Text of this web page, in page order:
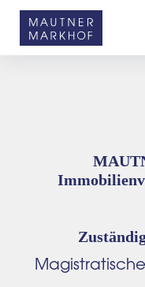
Skip
content